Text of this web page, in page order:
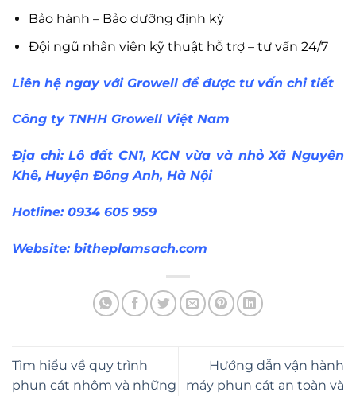
Bảo hành – Bảo dưỡng định kỳ
Đội ngũ nhân viên kỹ thuật hỗ trợ – tư vấn 24/7
Liên hệ ngay với Growell để được tư vấn chi tiết
Công ty TNHH Growell Việt Nam
Địa chỉ: Lô đất CN1, KCN vừa và nhỏ Xã Nguyên
Khê, Huyện Đông Anh, Hà Nội
Hotline: 0934 605 959
Website: bitheplamsach.com
Tìm hiểu về quy trình
phun cát nhôm và những
Hướng dẫn vận hành
máy phun cát an toàn và